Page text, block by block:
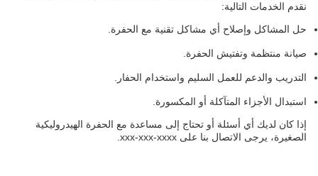
نقدم الخدمات التالية:
حل المشاكل وإصلاح أي مشاكل تقنية مع الحفرة.
صيانة منتظمة وتفتيش الحفرة.
التدريب والدعم للعمل السليم واستخدام الحفار.
استبدال الأجزاء المتآكلة أو المكسورة.
إذا كان لديك أي أسئلة أو تحتاج إلى مساعدة مع الحفرة الهيدروليكية
الصغيرة، يرجى الاتصال بنا على xxx-xxx-xxxx.